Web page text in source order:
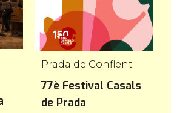
Prada de Conflent
77è Festival Casals
de Prada